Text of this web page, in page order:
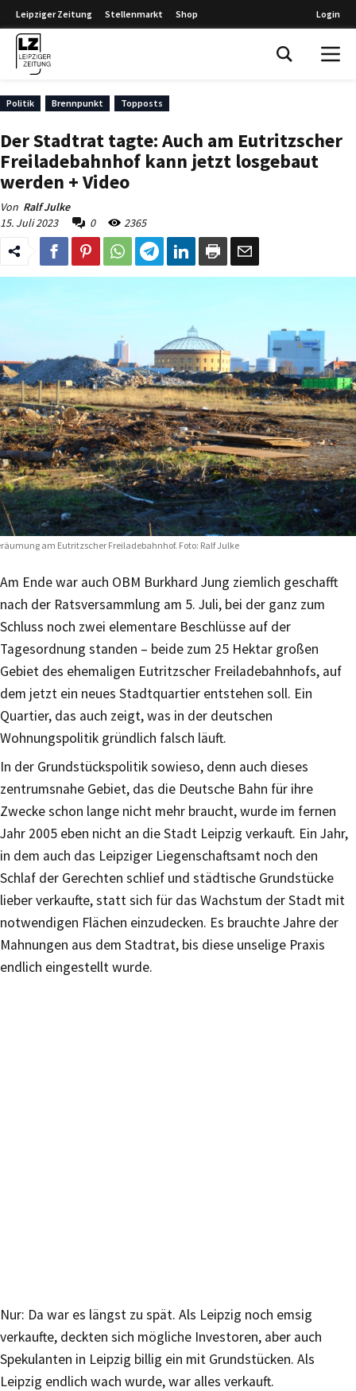
Leipziger Zeitung Stellenmarkt Shop Login
Politik Brennpunkt Topposts
Der Stadtrat tagte: Auch am Eutritzscher
Freiladebahnhof kann jetzt losgebaut
werden + Video
Von Ralf Julke
15. Juli 2023
0 2365
am Eutritzscher Freiladebahnhof. Foto: Ralf Julke
Am Ende war auch OBM Burkhard Jung ziemlich geschafft
nach der Ratsversammlung am 5. Juli, bei der ganz zum
Schluss noch zwei elementare Beschlüsse auf der
Tagesordnung standen – beide zum 25 Hektar großen
Gebiet des ehemaligen Eutritzscher Freiladebahnhofs, auf
dem jetzt ein neues Stadtquartier entstehen soll. Ein
Quartier, das auch zeigt, was in der deutschen
Wohnungspolitik gründlich falsch läuft.
In der Grundstückspolitik sowieso, denn auch dieses
zentrumsnahe Gebiet, das die Deutsche Bahn für ihre
Zwecke schon lange nicht mehr braucht, wurde im fernen
Jahr 2005 eben nicht an die Stadt Leipzig verkauft. Ein Jahr,
in dem auch das Leipziger Liegenschaftsamt noch den
Schlaf der Gerechten schlief und städtische Grundstücke
lieber verkaufte, statt sich für das Wachstum der Stadt mit
notwendigen Flächen einzudecken. Es brauchte Jahre der
Mahnungen aus dem Stadtrat, bis diese unselige Praxis
endlich eingestellt wurde.
Nur: Da war es längst zu spät. Als Leipzig noch emsig
verkaufte, deckten sich mögliche Investoren, aber auch
Spekulanten in Leipzig billig ein mit Grundstücken. Als
Leipzig endlich wach wurde, war alles verkauft.